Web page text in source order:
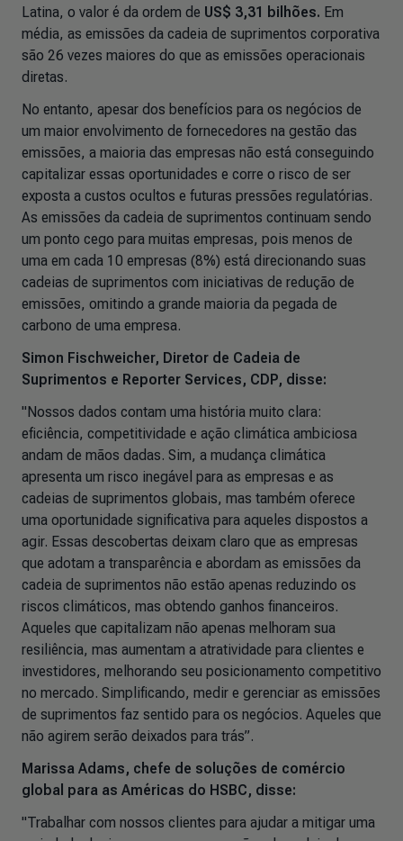
Latina, o valor é da ordem de US$ 3,31 bilhões. Em
média, as emissões da cadeia de suprimentos corporativa
são 26 vezes maiores do que as emissões operacionais
diretas.
No entanto, apesar dos benefícios para os negócios de
um maior envolvimento de fornecedores na gestão das
emissões, a maioria das empresas não está conseguindo
capitalizar essas oportunidades e corre o risco de ser
exposta a custos ocultos e futuras pressões regulatórias.
As emissões da cadeia de suprimentos continuam sendo
um ponto cego para muitas empresas, pois menos de
uma em cada 10 empresas (8%) está direcionando suas
cadeias de suprimentos com iniciativas de redução de
emissões, omitindo a grande maioria da pegada de
carbono de uma empresa.
Simon Fischweicher, Diretor de Cadeia de
Suprimentos e Reporter Services, CDP, disse:
"Nossos dados contam uma história muito clara:
eficiência, competitividade e ação climática ambiciosa
andam de mãos dadas. Sim, a mudança climática
apresenta um risco inegável para as empresas e as
cadeias de suprimentos globais, mas também oferece
uma oportunidade significativa para aqueles dispostos a
agir. Essas descobertas deixam claro que as empresas
que adotam a transparência e abordam as emissões da
cadeia de suprimentos não estão apenas reduzindo os
riscos climáticos, mas obtendo ganhos financeiros.
Aqueles que capitalizam não apenas melhoram sua
resiliência, mas aumentam a atratividade para clientes e
investidores, melhorando seu posicionamento competitivo
no mercado. Simplificando, medir e gerenciar as emissões
de suprimentos faz sentido para os negócios. Aqueles que
não agirem serão deixados para trás”.
Marissa Adams, chefe de soluções de comércio
global para as Américas do HSBC, disse:
"Trabalhar com nossos clientes para ajudar a mitigar uma